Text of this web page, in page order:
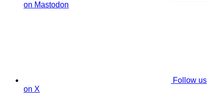
on Mastodon
Follow us
on X